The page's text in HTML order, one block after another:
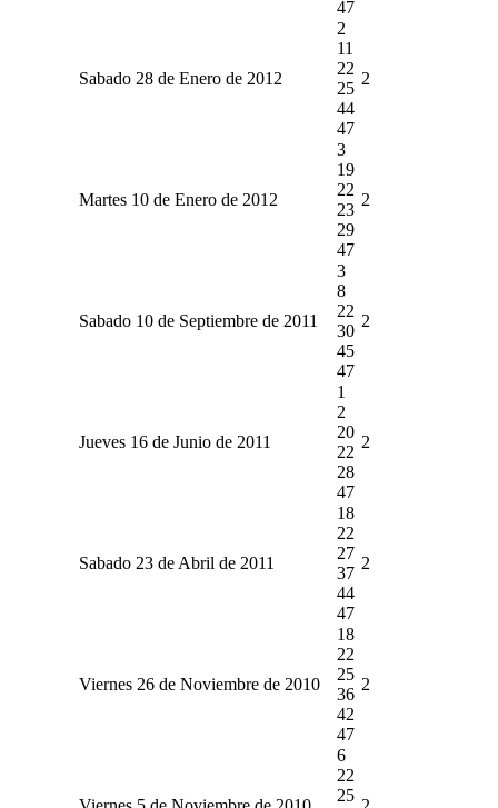
47
Sabado 28 de Enero de 2012
2
11
22
25
44
47
2
Martes 10 de Enero de 2012
3
19
22
23
29
47
2
Sabado 10 de Septiembre de 2011
3
8
22
30
45
47
2
Jueves 16 de Junio de 2011
1
2
20
22
28
47
2
Sabado 23 de Abril de 2011
18
22
27
37
44
47
2
Viernes 26 de Noviembre de 2010
18
22
25
36
42
47
2
6
22
25